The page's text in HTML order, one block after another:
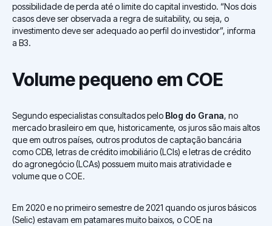
possibilidade de perda até o limite do capital investido. “Nos dois
casos deve ser observada a regra de suitability, ou seja, o
investimento deve ser adequado ao perfil do investidor”, informa
a B3.
Volume pequeno em COE
Segundo especialistas consultados pelo Blog do Grana, no
mercado brasileiro em que, historicamente, os juros são mais altos
que em outros países, outros produtos de captação bancária
como CDB, letras de crédito imobiliário (LCIs) e letras de crédito
do agronegócio (LCAs) possuem muito mais atratividade e
volume que o COE.
Em 2020 e no primeiro semestre de 2021 quando os juros básicos
(Selic) estavam em patamares muito baixos, o COE na